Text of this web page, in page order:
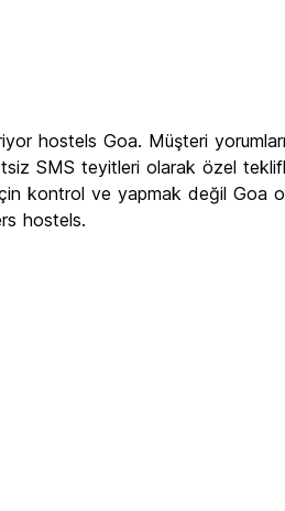
hostels Goa. Müşteri
SMS teyitleri olarak özel
kontrol ve yapmak değil Goa
hostels.